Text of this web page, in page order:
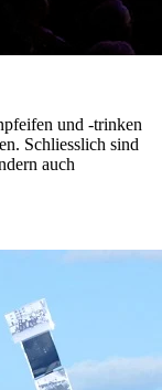
und -trinken
Schliesslich sind
auch